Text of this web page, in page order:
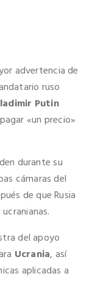
advertencia de
ruso
Putin
«un precio»
durante su
cámaras del
de que Rusia
del apoyo
Ucrania, así
aplicadas a